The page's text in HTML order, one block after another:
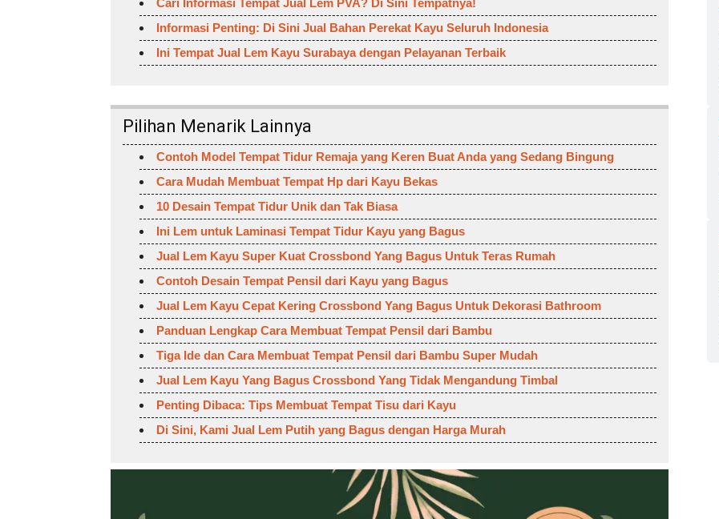
Informasi Penting: Di Sini Jual Bahan Perekat Kayu Seluruh Indonesia
Ini Tempat Jual Lem Kayu Surabaya dengan Pelayanan Terbaik
Pilihan Menarik Lainnya
Contoh Model Tempat Tidur Remaja yang Keren Buat Anda yang Sedang Bingung
Cara Mudah Membuat Tempat Hp dari Kayu Bekas
10 Desain Tempat Tidur Unik dan Tak Biasa
Ini Lem untuk Laminasi Tempat Tidur Kayu yang Bagus
Jual Lem Kayu Super Kuat Crossbond Yang Bagus Untuk Teras Rumah
Contoh Desain Tempat Pensil dari Kayu yang Bagus
Jual Lem Kayu Cepat Kering Crossbond Yang Bagus Untuk Dekorasi Bathroom
Panduan Lengkap Cara Membuat Tempat Pensil dari Bambu
Tiga Ide dan Cara Membuat Tempat Pensil dari Bambu Super Mudah
Jual Lem Kayu Yang Bagus Crossbond Yang Tidak Mengandung Timbal
Penting Dibaca: Tips Membuat Tempat Tisu dari Kayu
Di Sini, Kami Jual Lem Putih yang Bagus dengan Harga Murah